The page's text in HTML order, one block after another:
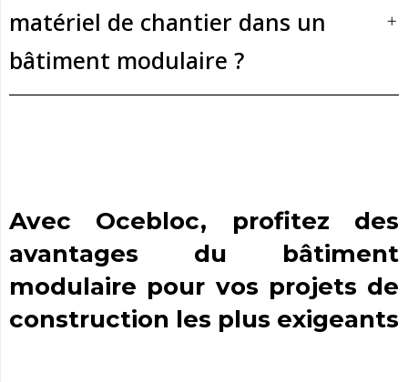
matériel de chantier dans un
bâtiment modulaire ?
Avec Ocebloc, profitez des
avantages du bâtiment
modulaire pour vos projets de
construction les plus exigeants